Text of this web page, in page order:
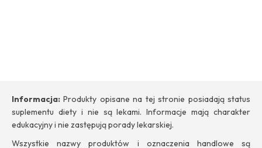
Informacja: Produkty opisane na tej stronie posiadają status
suplementu diety i nie są lekami. Informacje mają charakter
edukacyjny i nie zastępują porady lekarskiej.
Wszystkie nazwy produktów i oznaczenia handlowe są